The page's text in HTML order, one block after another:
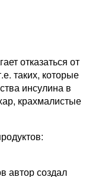
отказаться от
таких, которые
инсулина в
крахмалистые
автор создал